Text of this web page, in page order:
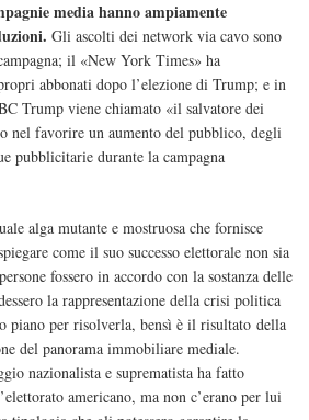
media hanno ampiamente
Gli ascolti dei network via cavo sono
il «New York Times» ha
abbonati dopo l’elezione di Trump; e in
Trump viene chiamato «il salvatore dei
nel favorire un aumento del pubblico, degli
pubblicitarie durante la campagna
alga mutante e mostruosa che fornisce
come il suo successo elettorale non sia
fossero in accordo con la sostanza delle
la rappresentazione della crisi politica
piano per risolverla, bensì è il risultato della
del panorama immobiliare mediale.
nazionalista e suprematista ha fatto
americano, ma non c’erano per lui